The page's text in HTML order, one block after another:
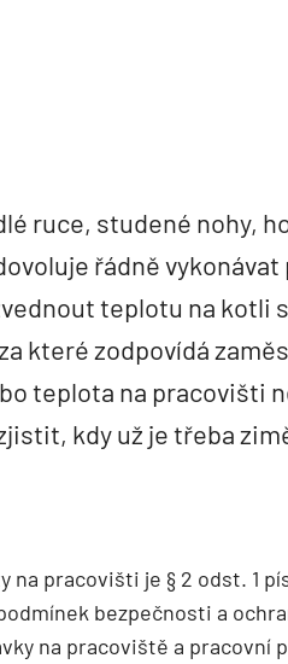
ruce, studené nohy,
řádně vykonávat
teplotu na kotli
které zodpovídá
teplota na pracovišti
kdy už je třeba
pracovišti je § 2 odst. 1
bezpečnosti a
na pracoviště a pracovní